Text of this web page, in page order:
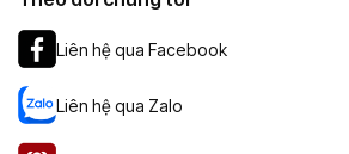
Liên hệ qua Facebook
Liên hệ qua Zalo